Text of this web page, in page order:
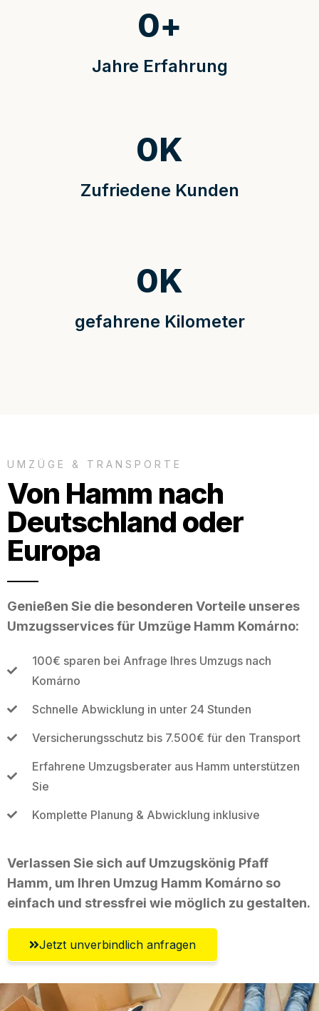
Jahre Erfahrung
0+
Zufriedene Kunden
0K
gefahrene Kilometer
0K
UMZÜGE & TRANSPORTE
Von Hamm nach
Deutschland oder
Europa
Genießen Sie die besonderen Vorteile unseres
Umzugsservices für Umzüge Hamm Komárno:
100€ sparen bei Anfrage Ihres Umzugs nach
Komárno
Schnelle Abwicklung in unter 24 Stunden
Versicherungsschutz bis 7.500€ für den Transport
Erfahrene Umzugsberater aus Hamm unterstützen
Sie
Komplette Planung & Abwicklung inklusive
Verlassen Sie sich auf Umzugskönig Pfaff
Hamm, um Ihren Umzug Hamm Komárno so
einfach und stressfrei wie möglich zu gestalten.
Jetzt unverbindlich anfragen